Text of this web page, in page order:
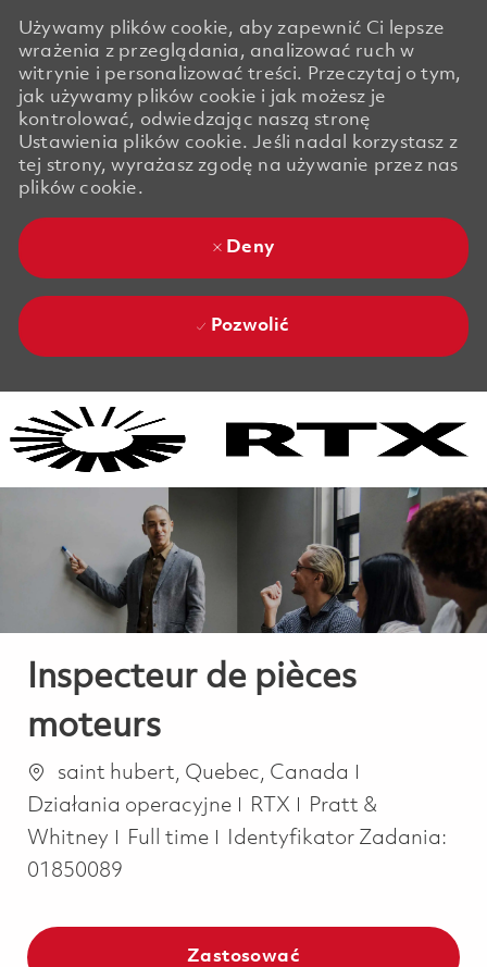
Używamy plików cookie, aby zapewnić Ci lepsze
wrażenia z przeglądania, analizować ruch w
witrynie i personalizować treści. Przeczytaj o tym,
jak używamy plików cookie i jak możesz je
kontrolować, odwiedzając naszą stronę
Ustawienia plików cookie. Jeśli nadal korzystasz z
tej strony, wyrażasz zgodę na używanie przez nas
plików cookie.
Deny
Pozwolić
Inspecteur de pièces
moteurs
Lokalizacja
saint hubert, Quebec, Canada
Działania operacyjne
RTX
Pratt &
Whitney
Job Type
Full time
Identyfikator Zadania:
01850089
Zastosować